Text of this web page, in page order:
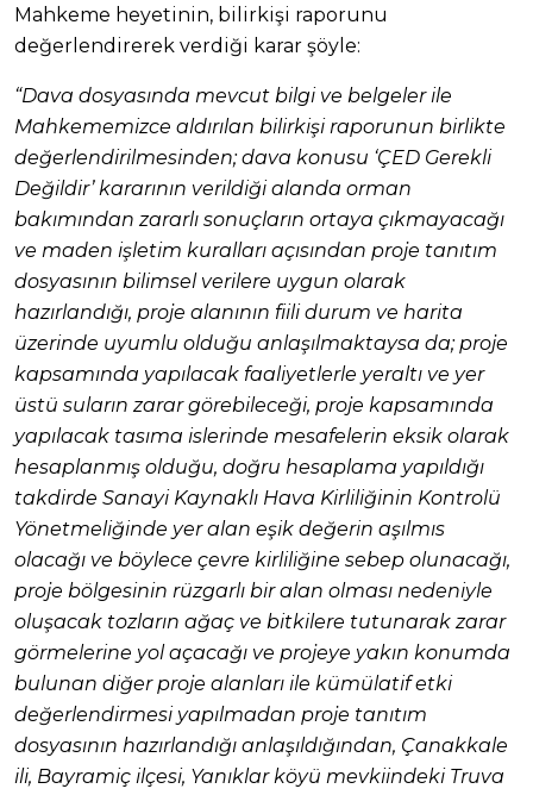
Mahkeme heyetinin, bilirkişi raporunu
değerlendirerek verdiği karar şöyle:
“Dava dosyasında mevcut bilgi ve belgeler ile
Mahkememizce aldırılan bilirkişi raporunun birlikte
değerlendirilmesinden; dava konusu ‘ÇED Gerekli
Değildir’ kararının verildiği alanda orman
bakımından zararlı sonuçların ortaya çıkmayacağı
ve maden işletim kuralları açısından proje tanıtım
dosyasının bilimsel verilere uygun olarak
hazırlandığı, proje alanının fiili durum ve harita
üzerinde uyumlu olduğu anlaşılmaktaysa da; proje
kapsamında yapılacak faaliyetlerle yeraltı ve yer
üstü suların zarar görebileceği, proje kapsamında
yapılacak tasıma islerinde mesafelerin eksik olarak
hesaplanmış olduğu, doğru hesaplama yapıldığı
takdirde Sanayi Kaynaklı Hava Kirliliğinin Kontrolü
Yönetmeliğinde yer alan eşik değerin aşılmıs
olacağı ve böylece çevre kirliliğine sebep olunacağı,
proje bölgesinin rüzgarlı bir alan olması nedeniyle
oluşacak tozların ağaç ve bitkilere tutunarak zarar
görmelerine yol açacağı ve projeye yakın konumda
bulunan diğer proje alanları ile kümülatif etki
değerlendirmesi yapılmadan proje tanıtım
dosyasının hazırlandığı anlaşıldığından, Çanakkale
ili, Bayramiç ilçesi, Yanıklar köyü mevkiindeki Truva